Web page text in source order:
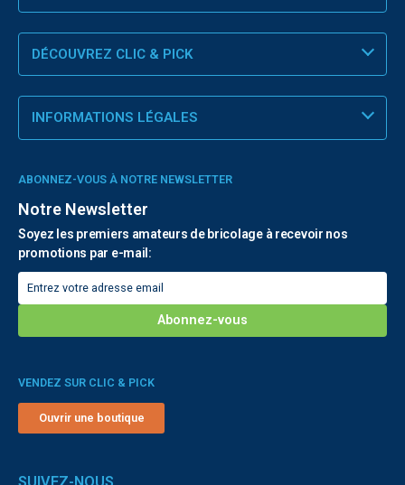
DÉCOUVREZ CLIC & PICK
INFORMATIONS LÉGALES
ABONNEZ-VOUS À NOTRE NEWSLETTER
Notre Newsletter
Soyez les premiers amateurs de bricolage à recevoir nos
promotions par e-mail:
VENDEZ SUR CLIC & PICK
Ouvrir une boutique
SUIVEZ-NOUS